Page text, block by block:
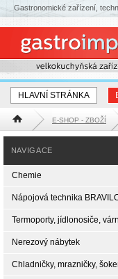
HLAVNÍ STRÁNKA
Hlavní stránka E-SHOP - ZBOŽÍ
NAVIGACE
Chemie
Nápojová technika
Termoporty, jídlonosiče,
Nerezový nábytek
Chladničky, mrazničky,
Gastronomické zařízení,